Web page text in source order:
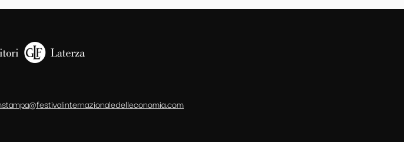
stampa@festivalinternazionaledelleconomia.com